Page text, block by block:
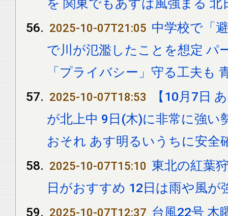
を 関東でもあすは風強まる 北
2025-10-07T21:05 中学校で「
で川が氾濫したことを想定 パ
「プライバシー」守る工夫も
2025-10-07T18:53
【10月7日
が北上中 9日(木)に非常に強い
おそれ あす明るいうちに安全
2025-10-07T15:10 東北の紅葉
日がおすすめ 12日は雨や風が
2025-10-07T12:37 台風22号 木